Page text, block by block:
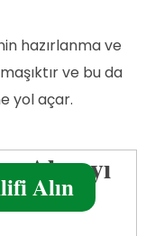
hazırlanma ve
ve bu da
yol açar.
Almayı
Alın